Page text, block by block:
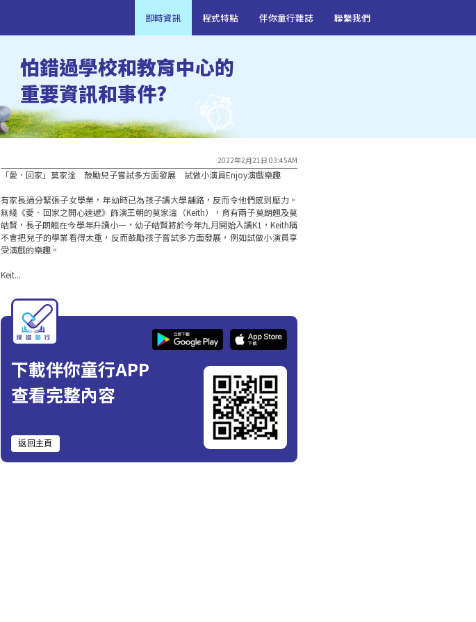
即時資訊 程式特點 伴你童行雜誌 聯繫我們
怕錯過學校和教育中心的
重要資訊和事件?
2022年2月21日 03:45AM
「愛．回家」莫家淦　鼓勵兒子嘗試多方面發展　試做小演員Enjoy演戲樂趣
有家長過分緊張子女學業，年幼時已為孩子讀大學舖路，反而令他們感到壓力。
無綫《愛．回家之開心速遞》飾演王朝的莫家淦（Keith），育有兩子莫朗翹及莫
皓賢，長子朗翹在今學年升讀小一，幼子皓賢將於今年九月開始入讀K1，Keith稱
不會把兒子的學業看得太重，反而鼓勵孩子嘗試多方面發展，例如試做小演員享
受演戲的樂趣。
Keit...
下載伴你童行APP
查看完整內容
返回主頁